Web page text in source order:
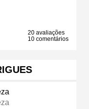
20 avaliações
10 comentários